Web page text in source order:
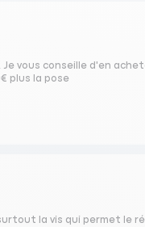
vous conseille d'en
plus la pose
la vis qui permet le